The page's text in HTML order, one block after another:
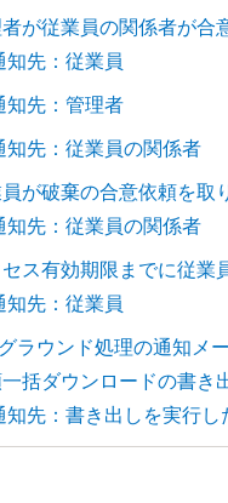
が従業員の関係者が合
知先：従業員
知先：管理者
知先：従業員の関係者
が破棄の合意依頼を取
知先：従業員の関係者
ス有効期限までに従業
知先：従業員
ラウンド処理の通知メ
括ダウンロードの書き
知先：書き出しを実行し